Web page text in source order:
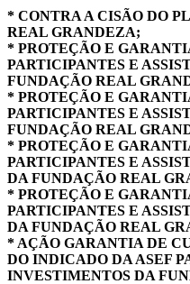
* CONTRA A CISÃO DO
REAL GRANDEZA;
* PROTEÇÃO E
PARTICIPANTES E
FUNDAÇÃO REAL
* PROTEÇÃO E
PARTICIPANTES E
FUNDAÇÃO REAL
* PROTEÇÃO E
PARTICIPANTES E
DA FUNDAÇÃO REAL
* PROTEÇÃO E
PARTICIPANTES E
DA FUNDAÇÃO REAL
* AÇÃO GARANTIA DE
DO INDICADO DA ASEF
INVESTIMENTOS DA